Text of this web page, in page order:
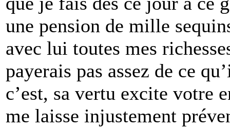
une pension de mille
avec lui toutes mes
payerais pas assez de ce
c’est, sa vertu excite votre
me laisse injustement